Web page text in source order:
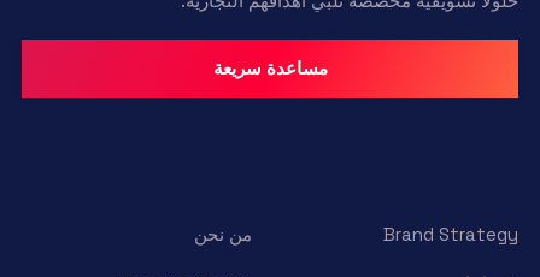
مساعدة سريعة
Brand Strategy من نحن